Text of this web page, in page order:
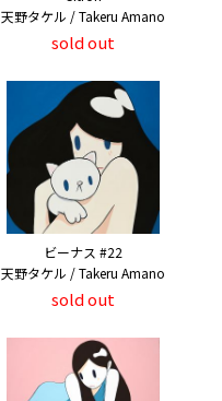
天野タケル / Takeru Amano
sold out
ビーナス #22
天野タケル / Takeru Amano
sold out